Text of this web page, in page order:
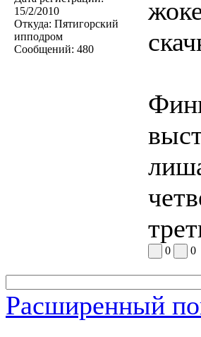
15/2/2010
Откуда: Пятигорский
ипподром
Сообщений: 480
0 0
Расширенный